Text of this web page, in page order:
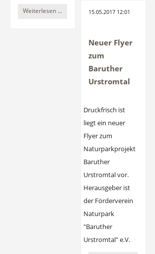
Weiterlesen … 15.05.2017 12:01
Neuer Flyer
zum
Baruther
Urstromtal
Druckfrisch ist
liegt ein neuer
Flyer zum
Naturparkprojekt
Baruther
Urstromtal vor.
Herausgeber ist
der Förderverein
Naturpark
"Baruther
Urstromtal" e.V.